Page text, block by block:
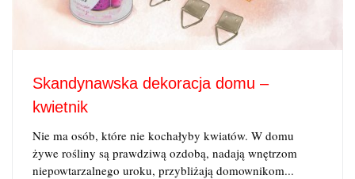
Skandynawska dekoracja domu –
kwietnik
Nie ma osób, które nie kochałyby kwiatów. W domu
żywe rośliny są prawdziwą ozdobą, nadają wnętrzom
niepowtarzalnego uroku, przybliżają domownikom...